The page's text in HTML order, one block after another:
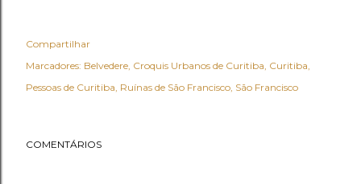
Compartilhar
Marcadores: Belvedere Croquis Urbanos de Curitiba Curitiba
Pessoas de Curitiba Ruínas de São Francisco São Francisco
COMENTÁRIOS